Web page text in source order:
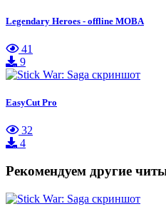
Legendary Heroes - offline MOBA
41
9
EasyCut Pro
32
4
Рекомендуем другие